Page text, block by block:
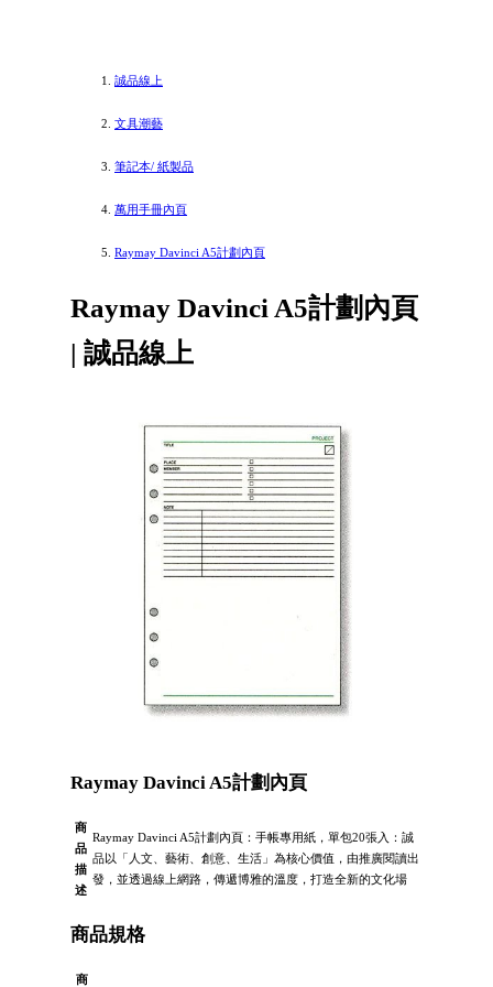
誠品線上
文具潮藝
筆記本/ 紙製品
萬用手冊內頁
Raymay Davinci A5計劃內頁
Raymay Davinci A5計劃內頁
| 誠品線上
Raymay Davinci A5計劃內頁
商
品
描
述
Raymay Davinci A5計劃內頁：手帳專用紙，單包20張入：誠
品以「人文、藝術、創意、生活」為核心價值，由推廣閱讀出
發，並透過線上網路，傳遞博雅的溫度，打造全新的文化場
商品規格
商